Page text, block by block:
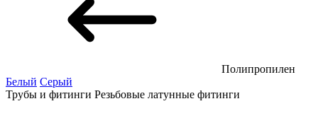
Полипропилен
Белый Серый
Трубы и фитинги Резьбовые латунные фитинги